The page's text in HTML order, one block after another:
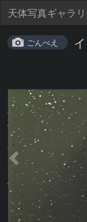
天体写真ギャラ
ごんべえ